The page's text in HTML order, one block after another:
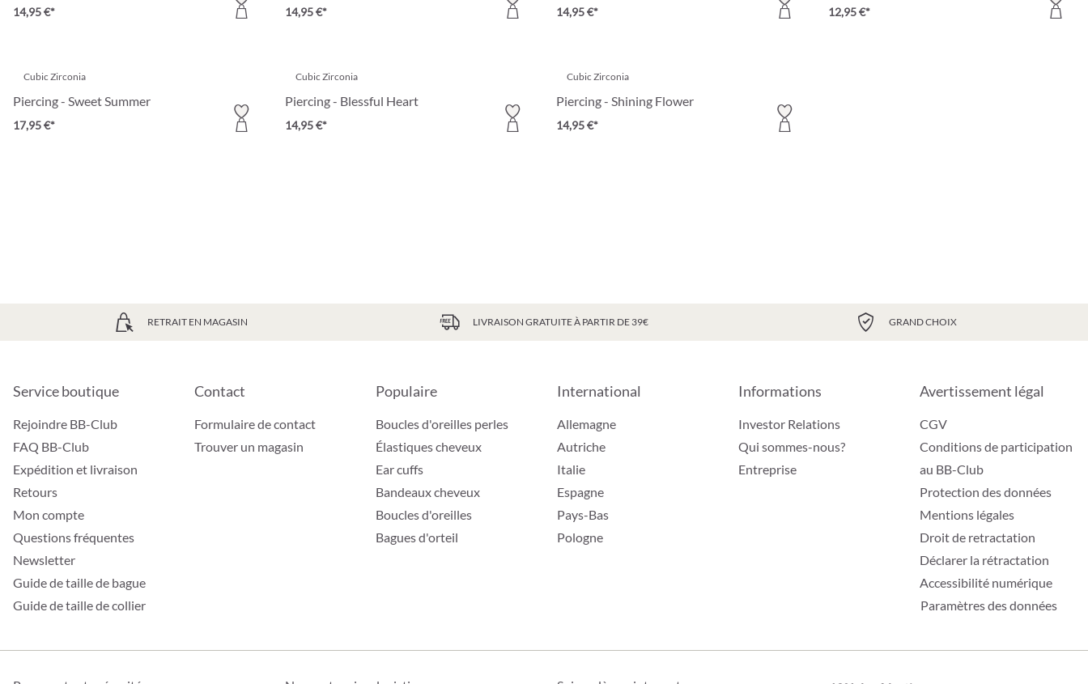
14,95 €* 14,95 €* 14,95 €* 12,95 €*
Cubic Zirconia
Piercing - Sweet Summer
17,95 €*
Cubic Zirconia
Piercing - Blessful Heart
14,95 €*
Cubic Zirconia
Piercing - Shining Flower
14,95 €*
RETRAIT EN MAGASIN LIVRAISON GRATUITE À PARTIR DE 39€ GRAND CHOIX
Service boutique
Rejoindre BB-Club
FAQ BB-Club
Expédition et livraison
Retours
Mon compte
Questions fréquentes
Newsletter
Guide de taille de bague
Guide de taille de collier
Contact
Formulaire de contact
Trouver un magasin
Populaire
Boucles d'oreilles perles
Élastiques cheveux
Ear cuffs
Bandeaux cheveux
Boucles d'oreilles
Bagues d'orteil
International
Allemagne
Autriche
Italie
Espagne
Pays-Bas
Pologne
Informations
Investor Relations
Qui sommes-nous?
Entreprise
Avertissement légal
CGV
Conditions de participation
au BB-Club
Protection des données
Mentions légales
Droit de retractation
Déclarer la rétractation
Accessibilité numérique
Paramètres des données